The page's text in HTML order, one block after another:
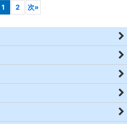
1 2 次»